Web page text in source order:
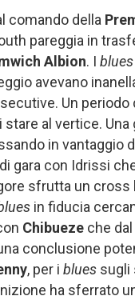
comando della
pareggia in
Albion. I blues
avevano
Un periodo
al vertice. Una
in vantaggio
gara con Idrissi
sfrutta un cross
in fiducia
Chibueze che
conclusione
, per i blues sugli
ha sferrato